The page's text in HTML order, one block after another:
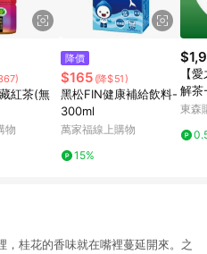
紅茶(無
物
降價
$165 (降$51)
黑松FIN健康補給飲料-
300ml
萬家福線上購物
15%
【
解
入/
東森
桂花的香味就在嘴裡蔓延開來。之